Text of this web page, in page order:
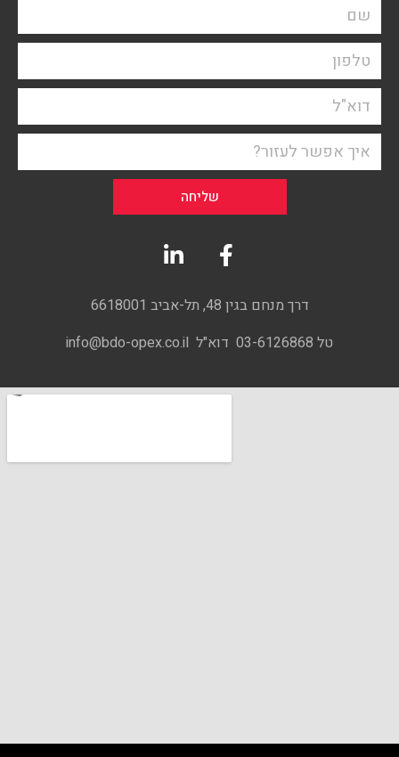
שליחה
דרך מנחם בגין 48, תל-אביב 6618001
טל 03-6126868 דוא"ל info@bdo-opex.co.il